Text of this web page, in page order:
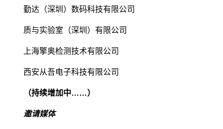
勤达（深圳）数码科技有限公司
质与实验室（深圳）有限公司
上海擎奥检测技术有限公司
西安从吾电子科技有限公司
（持续增加中……）
邀请媒体